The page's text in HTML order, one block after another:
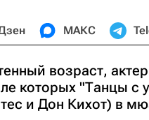
МАКС
возраст,
которых "Танцы
и Дон Кихот) в